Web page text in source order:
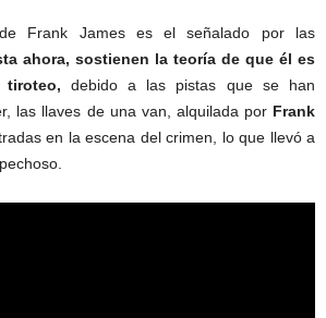
Frank James es el señalado por las
ahora, sostienen la teoría de que él es
debido a las pistas que se han
las llaves de una van, alquilada porFrank
en la escena del crimen, lo que llevó a